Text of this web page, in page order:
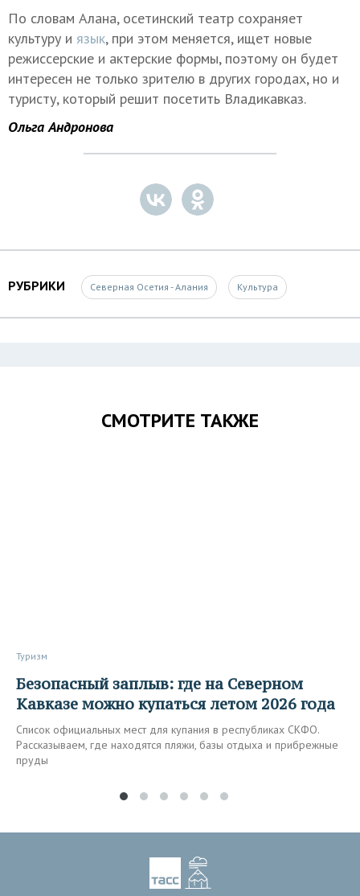
По словам Алана, осетинский театр сохраняет
культуру и язык, при этом меняется, ищет новые
режиссерские и актерские формы, поэтому он будет
интересен не только зрителю в других городах, но и
туристу, который решит посетить Владикавказ.
Ольга Андронова
РУБРИКИ Северная Осетия - Алания Культура
СМОТРИТЕ ТАКЖЕ
Туризм
Безопасный заплыв: где на Северном
Кавказе можно купаться летом 2026 года
Список официальных мест для купания в республиках СКФО.
Рассказываем, где находятся пляжи, базы отдыха и прибрежные
пруды